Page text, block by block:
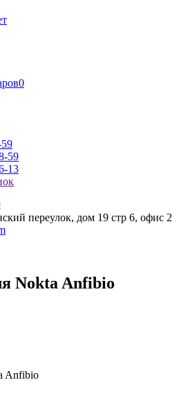
0
59
13
переулок, дом 19 стр 6, офис 2
Nokta Anfibio
Anfibio